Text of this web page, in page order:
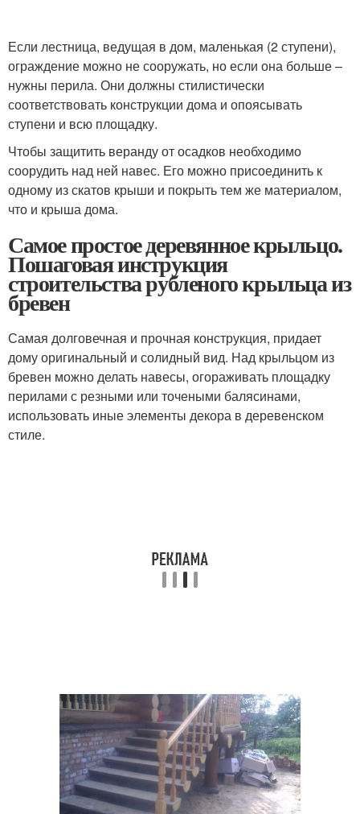
Если лестница, ведущая в дом, маленькая (2 ступени),
ограждение можно не сооружать, но если она больше –
нужны перила. Они должны стилистически
соответствовать конструкции дома и опоясывать
ступени и всю площадку.
Чтобы защитить веранду от осадков необходимо
соорудить над ней навес. Его можно присоединить к
одному из скатов крыши и покрыть тем же материалом,
что и крыша дома.
Самое простое деревянное крыльцо.
Пошаговая инструкция
строительства рубленого крыльца из
бревен
Самая долговечная и прочная конструкция, придает
дому оригинальный и солидный вид. Над крыльцом из
бревен можно делать навесы, огораживать площадку
перилами с резными или точеными балясинами,
использовать иные элементы декора в деревенском
стиле.